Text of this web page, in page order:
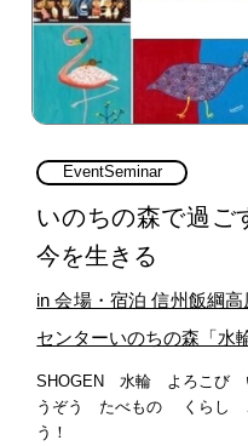
EventSeminar
いのちの森で過ご
今を生きる
in 会場・宿泊 信州飯綱
センターいのちの森「水
SHOGEN 水輪 よろこ
うぞう たべもの くらし
う！